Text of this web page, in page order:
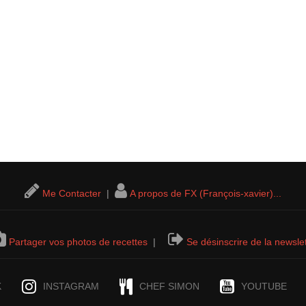
Me Contacter | A propos de FX (François-xavier)...
Partager vos photos de recettes| Se désinscrire de la
INSTAGRAM CHEF SIMON YOUTUBE